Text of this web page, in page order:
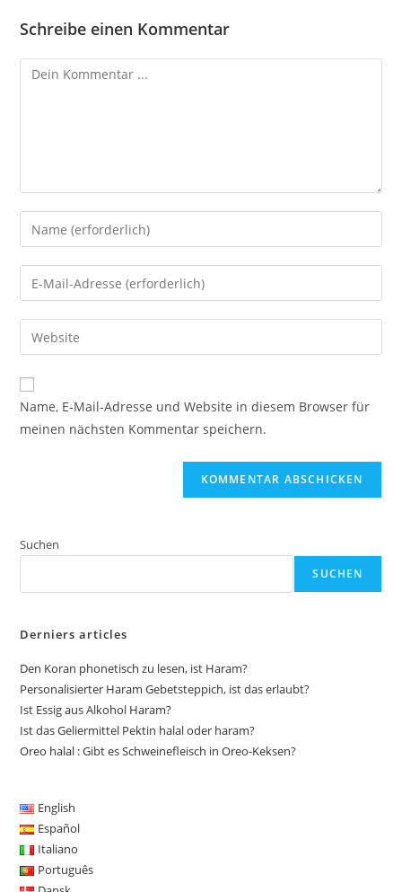
Schreibe einen Kommentar
Kommentieren
Gib
deinen
Namen
oder
zum
Kommentieren
ein
Gib
deine
E-
Mail-
zum
Kommentieren
ein
Gib
deine
Website-
URL
Name, E-Mail-Adresse und Website in diesem Browser für
meinen nächsten Kommentar speichern.
Suchen
SUCHEN
Derniers articles
Den Koran phonetisch zu lesen, ist Haram?
Personalisierter Haram Gebetsteppich, ist das erlaubt?
Ist Essig aus Alkohol Haram?
Ist das Geliermittel Pektin halal oder haram?
Oreo halal : Gibt es Schweinefleisch in Oreo-Keksen?
English
Español
Italiano
Português